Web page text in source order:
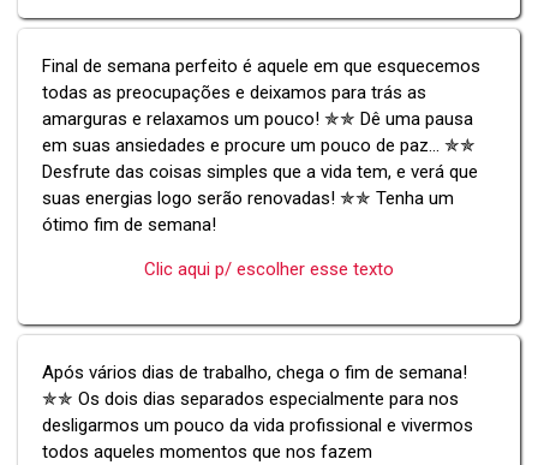
Final de semana perfeito é aquele em que esquecemos
todas as preocupações e deixamos para trás as
amarguras e relaxamos um pouco! ✯✯ Dê uma pausa
em suas ansiedades e procure um pouco de paz... ✯✯
Desfrute das coisas simples que a vida tem, e verá que
suas energias logo serão renovadas! ✯✯ Tenha um
ótimo fim de semana!
Clic aqui p/ escolher esse texto
Após vários dias de trabalho, chega o fim de semana!
✯✯ Os dois dias separados especialmente para nos
desligarmos um pouco da vida profissional e vivermos
todos aqueles momentos que nos fazem